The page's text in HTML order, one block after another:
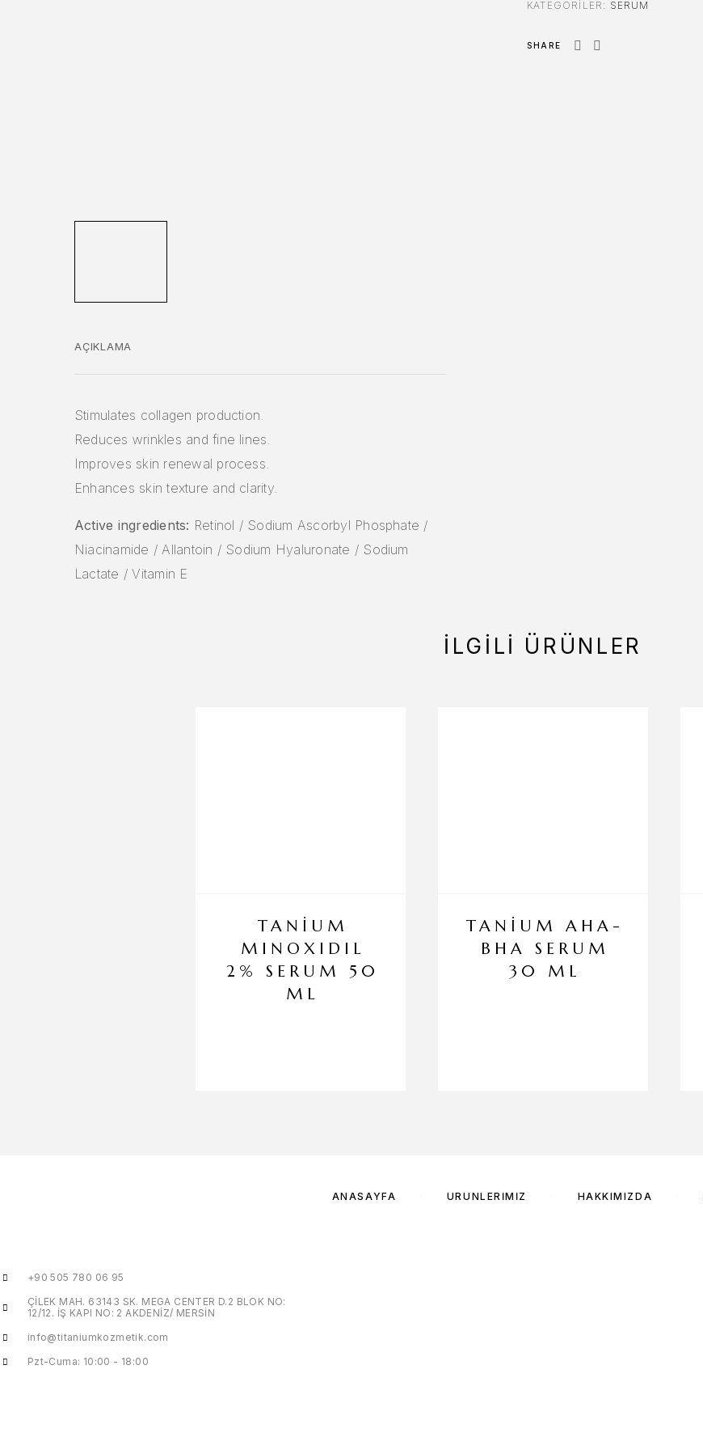
AÇIKLAMA
Stimulates collagen production.
Reduces wrinkles and fine lines.
Improves skin renewal process.
Enhances skin texture and clarity.
Active ingredients: Retinol / Sodium Ascorbyl Phosphate /
Niacinamide / Allantoin / Sodium Hyaluronate / Sodium
Lactate / Vitamin E
KATEGORILER: SERUM
SHARE
İLGILI ÜRÜNLER
TANİUM
MINOXIDIL
2% SERUM 50
ML
TANİUM AHA-
BHA SERUM
30 ML
ANASAYFA ÜRÜNLERIMIZ HAKKIMIZDA
+90 505 780 06 95
ÇİLEK MAH. 63143 SK. MEGA CENTER D.2 BLOK NO:
12/12. İŞ KAPI NO: 2 AKDENİZ/ MERSİN
info@titaniumkozmetik.com
Pzt-Cuma: 10:00 - 18:00